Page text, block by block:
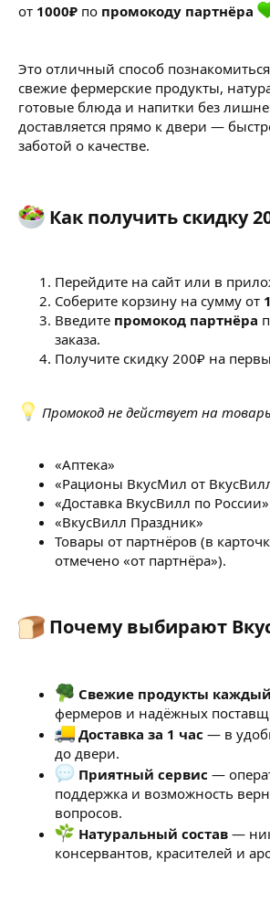
от 1000₽ по промокоду партнёра
Это отличный способ
свежие фермерские продукты,
готовые блюда и напитки без
доставляется прямо к двери —
заботой о качестве.
Как получить скидку
Перейдите на сайт или в
Соберите корзину на сумму от
Введите промокод партнёра
заказа.
Получите скидку 200₽ на
Промокод не действует на
«Аптека»
«Рационы ВкусМил от
«Доставка ВкусВилл по России»
«ВкусВилл Праздник»
Товары от партнёров (в
отмечено «от партнёра»).
Почему выбирают
Свежие продукты
фермеров и надёжных
Доставка за 1 час — в
до двери.
Приятный сервис —
поддержка и возможность
вопросов.
Натуральный состав —
консервантов, красителей и